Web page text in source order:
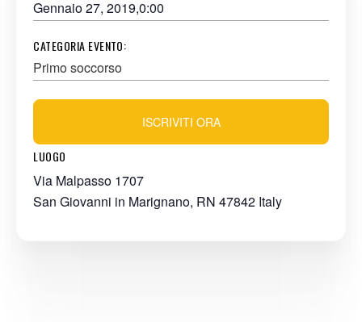
Gennaio 27, 2019,0:00
CATEGORIA EVENTO:
Primo soccorso
LUOGO
Via Malpasso 1707
San Giovanni in Marignano, RN 47842 Italy
ISCRIVITI ORA